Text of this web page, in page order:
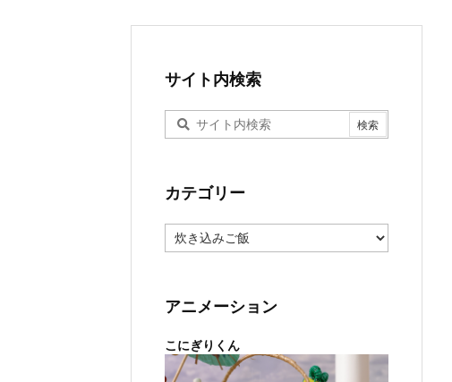
サイト内検索
カテゴリー
テ
ー
アニメーション
こにぎりくん